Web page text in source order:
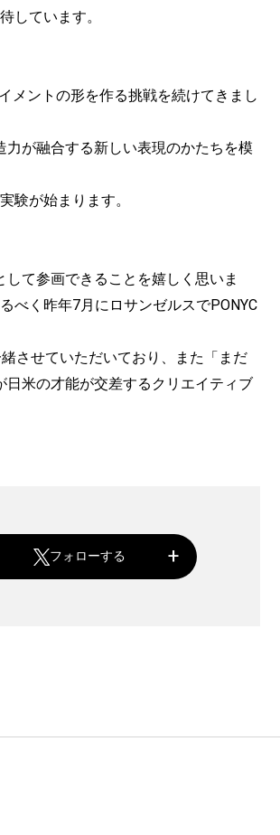
しています。
メントの形を作る挑戦を続けてきまし
が融合する新しい表現のかたちを模
験が始まります。
て参画できることを嬉しく思いま
べく昨年7月にロサンゼルスでPONYC
させていただいており、また「まだ
日米の才能が交差するクリエイティブ
フォローする